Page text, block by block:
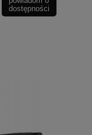
dostępności